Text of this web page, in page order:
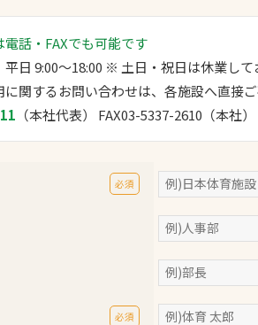
環境対応ウレタン
防球
パー
スポ
操作にお困りの方へ
電話・FAXでも可能です
日 9:00〜18:00 ※ 土日・祝日は休業して
に関するお問い合わせは、各施設へ直接
（本社代表） FAX03-5337-2610（本社）
必須
必須